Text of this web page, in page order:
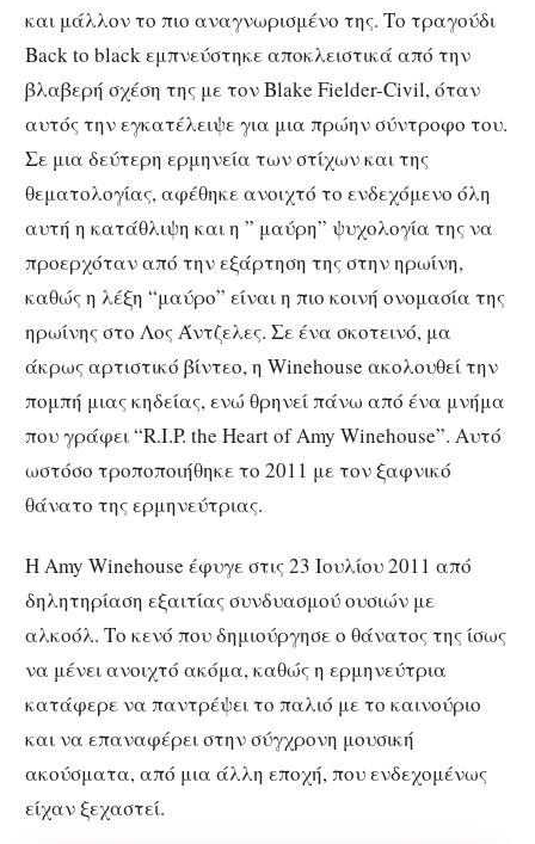
και μάλλον το πιο αναγνωρισμένο της. Το τραγούδι
Back to black εμπνεύστηκε αποκλειστικά από την
βλαβερή σχέση της με τον Blake Fielder-Civil, όταν
αυτός την εγκατέλειψε για μια πρώην σύντροφο του.
Σε μια δεύτερη ερμηνεία των στίχων και της
θεματολογίας, αφέθηκε ανοιχτό το ενδεχόμενο όλη
αυτή η κατάθλιψη και η ” μαύρη” ψυχολογία της να
προερχόταν από την εξάρτηση της στην ηρωίνη,
καθώς η λέξη “μαύρο” είναι η πιο κοινή ονομασία της
ηρωίνης στο Λος Άντζελες. Σε ένα σκοτεινό, μα
άκρως αρτιστικό βίντεο, η Winehouse ακολουθεί την
πομπή μιας κηδείας, ενώ θρηνεί πάνω από ένα μνήμα
που γράφει “R.I.P. the Heart of Amy Winehouse”. Αυτό
ωστόσο τροποποιήθηκε το 2011 με τον ξαφνικό
θάνατο της ερμηνεύτριας.
Η Amy Winehouse έφυγε στις 23 Ιουλίου 2011 από
δηλητηρίαση εξαιτίας συνδυασμού ουσιών με
αλκοόλ. Το κενό που δημιούργησε ο θάνατος της ίσως
να μένει ανοιχτό ακόμα, καθώς η ερμηνεύτρια
κατάφερε να παντρέψει το παλιό με το καινούριο
και να επαναφέρει στην σύγχρονη μουσική
ακούσματα, από μια άλλη εποχή, που ενδεχομένως
είχαν ξεχαστεί.